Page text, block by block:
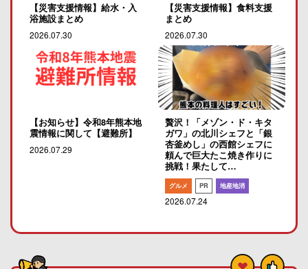
【災害支援情報】給水・入
浴施設まとめ
2026.07.30
【災害支援情報】食料支援
まとめ
2026.07.30
【お知らせ】令和8年熊本地
震情報に関して【避難所】
2026.07.29
贅沢！「メゾン・ド・キタ
ガワ」の北川シェフと「銀
杏釜めし」の西館シェフに
頼んで巨大たこ焼き作りに
挑戦！果たして…
グルメ PR 地産地消
2026.07.24